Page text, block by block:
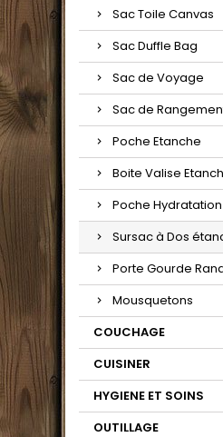
Sac Toile Canvas
Sac Duffle Bag
Sac de Voyage
Sac de
Poche Etanche
Boite Valise
Poche Hydratation
Sursac à Dos
Porte Gourde
Mousquetons
COUCHAGE
CUISINER
HYGIENE ET SOINS
OUTILLAGE